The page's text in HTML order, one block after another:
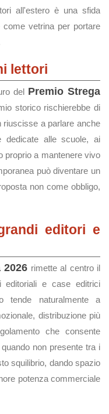
all'estero è una sfida
come vetrina per portare
lettori
del Premio Strega
storico rischierebbe di
riuscisse a parlare anche
dedicate alle scuole, ai
proprio a mantenere vivo
può diventare un
non come obbligo,
editori e
2026 rimette al centro il
editoriali e case editrici
tende naturalmente a
distribuzione più
che consente
non presente tra i
squilibrio, dando spazio
potenza commerciale